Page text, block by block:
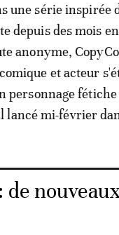
une série inspirée
depuis des mois
anonyme,
et acteur
personnage
mi-février
de